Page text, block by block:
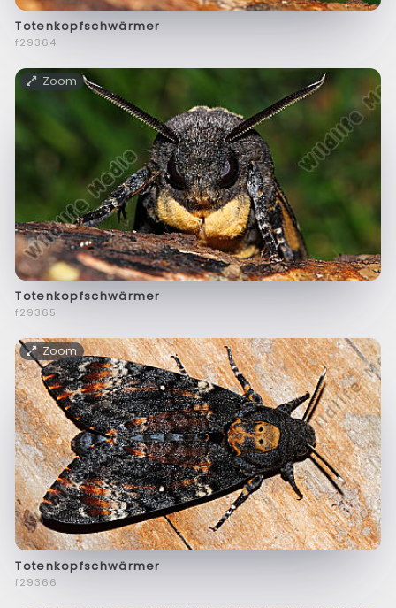
Totenkopfschwärmer
f29364
Zoom
Totenkopfschwärmer
f29365
Zoom
Totenkopfschwärmer
f29366